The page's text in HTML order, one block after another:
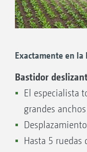
Exactamente en la
Bastidor
El especialista
grandes
Hasta 5 ruedas